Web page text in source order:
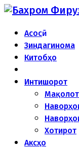
Асосӣ
Зиндагинома
Китобҳо
Интишорот
Хотирот
Аксҳо